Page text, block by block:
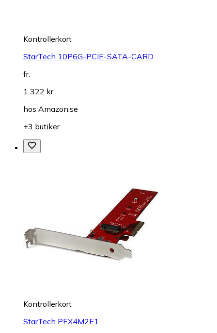
Kontrollerkort
StarTech 10P6G-PCIE-SATA-CARD
fr.
1 322 kr
hos Amazon.se
+3 butiker
Kontrollerkort
StarTech PEX4M2E1